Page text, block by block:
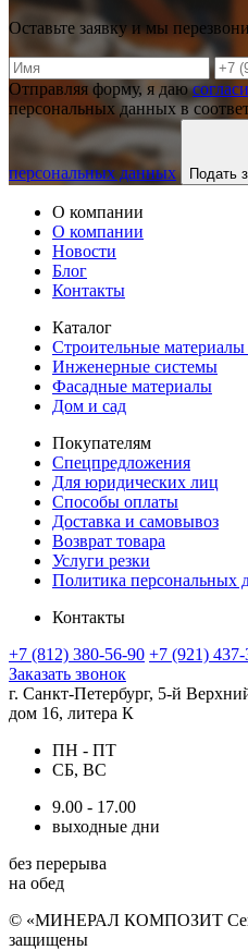
Оставьте заявку и мы
Отправляя форму, я даю
персональных данных в
персональных данных Подать
О компании
О компании
Новости
Блог
Контакты
Каталог
Строительные
Инженерные системы
Фасадные материалы
Дом и сад
Покупателям
Спецпредложения
Для юридических лиц
Способы оплаты
Доставка и самовывоз
Возврат товара
Услуги резки
Политика персональных
Контакты
+7 (812) 380-56-90 +7 (921)
Заказать звонок
г. Санкт-Петербург, 5-й
дом 16, литера К
ПН - ПТ
СБ, ВС
9.00 - 17.00
выходные дни
без перерыва
на обед
© «МИНЕРАЛ КОМПОЗИТ
защищены